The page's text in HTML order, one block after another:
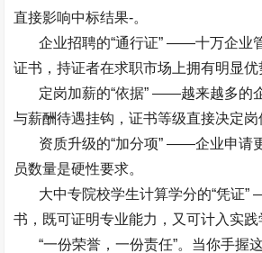
直接影响中标结果-。
企业招聘的“通行证” ——十万企业
证书，持证者在求职市场上拥有明显优
定岗加薪的“依据” ——越来越多的
与薪酬待遇挂钩，证书等级直接决定岗
资质升级的“加分项” ——企业申请
员数量是硬性要求。
大中专院校学生计算学分的“凭证”
书，既可证明专业能力，又可计入实践
“一份荣誉，一份责任”。当你手握